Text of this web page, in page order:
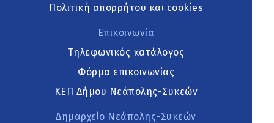
Πολιτική απορρήτου και cookies
Επικοινωνία
Τηλεφωνικός κατάλογος
Φόρμα επικοινωνίας
ΚΕΠ Δήμου Νεάπολης-Συκεών
Δημαρχείο Νεάπολης-Συκεών